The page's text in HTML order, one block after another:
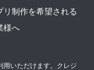
リ制作を希望される
様へ
用いただけます。クレジ